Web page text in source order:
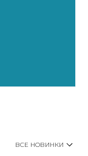
ВСЕ НОВИНКИ